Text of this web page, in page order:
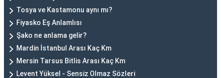
Tosya ve Kastamonu aynı mı?
Fiyasko Eş Anlamlısı
Şako ne anlama gelir?
Mardin İstanbul Arası Kaç Km
Mersin Tarsus Bitlis Arası Kaç Km
Levent Yüksel - Sensiz Olmaz Sözleri